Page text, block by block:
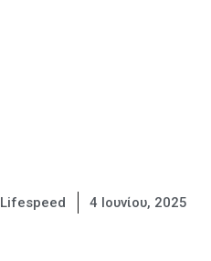
Lifespeed 4 Ιουνίου, 2025